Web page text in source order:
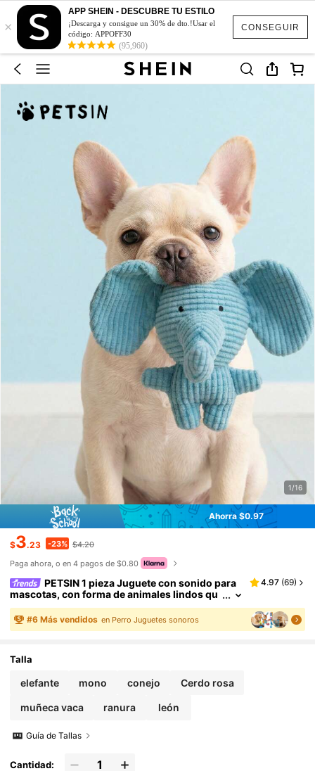
CONSEGUIR
×
APP SHEIN - DESCUBRE TU ESTILO
¡Descarga y consigue un 30% de dto.!Usar el
código: APPOFF30
(95,960)
1/16
Ahorra $0.97
$3.23 -23% $4.20
Paga ahora, o en 4 pagos de $0.80
PETSIN 1 pieza Juguete con sonido para
mascotas, con forma de animales lindos qu
e incluyen vaca, elefante, conejo, koala, cerd
o, mono, gato, con dispositivo de sonido incorp
orado activado por mordida, para atraer la atenc
entes, alivio de la dentición, entretenimiento de
stros para mascotas, juguete para mascotas
4.97 (69)
#6 Más vendidos en Perro Juguetes sonoros
Talla
elefante mono conejo Cerdo rosa
muñeca vaca ranura león
Guía de Tallas
Cantidad: